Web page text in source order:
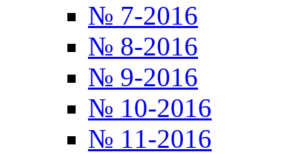
№ 7-2016
№ 8-2016
№ 9-2016
№ 10-2016
№ 11-2016